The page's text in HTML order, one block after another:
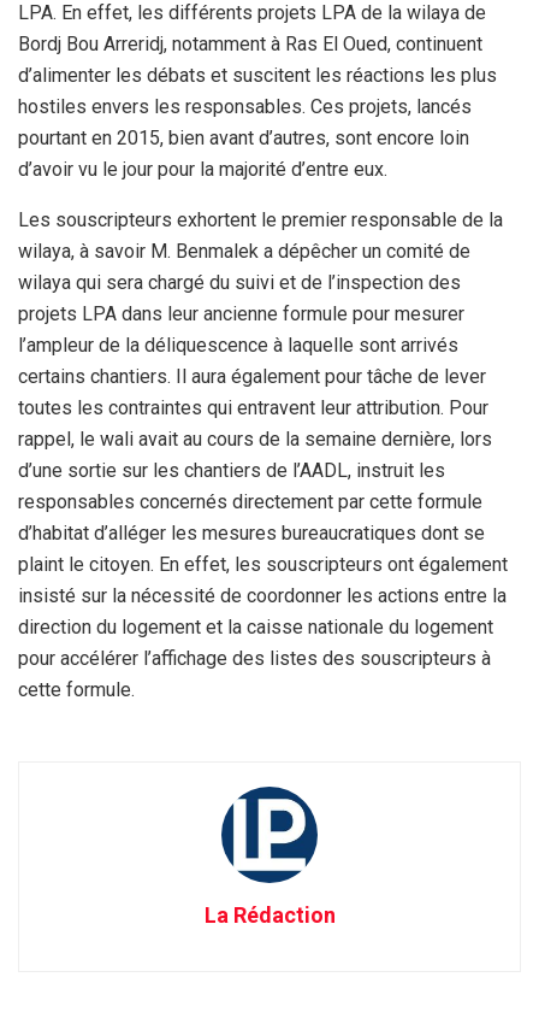
LPA. En effet, les différents projets LPA de la wilaya de
Bordj Bou Arreridj, notamment à Ras El Oued, continuent
d’alimenter les débats et suscitent les réactions les plus
hostiles envers les responsables. Ces projets, lancés
pourtant en 2015, bien avant d’autres, sont encore loin
d’avoir vu le jour pour la majorité d’entre eux.
Les souscripteurs exhortent le premier responsable de la
wilaya, à savoir M. Benmalek a dépêcher un comité de
wilaya qui sera chargé du suivi et de l’inspection des
projets LPA dans leur ancienne formule pour mesurer
l’ampleur de la déliquescence à laquelle sont arrivés
certains chantiers. Il aura également pour tâche de lever
toutes les contraintes qui entravent leur attribution. Pour
rappel, le wali avait au cours de la semaine dernière, lors
d’une sortie sur les chantiers de l’AADL, instruit les
responsables concernés directement par cette formule
d’habitat d’alléger les mesures bureaucratiques dont se
plaint le citoyen. En effet, les souscripteurs ont également
insisté sur la nécessité de coordonner les actions entre la
direction du logement et la caisse nationale du logement
pour accélérer l’affichage des listes des souscripteurs à
cette formule.
La Rédaction